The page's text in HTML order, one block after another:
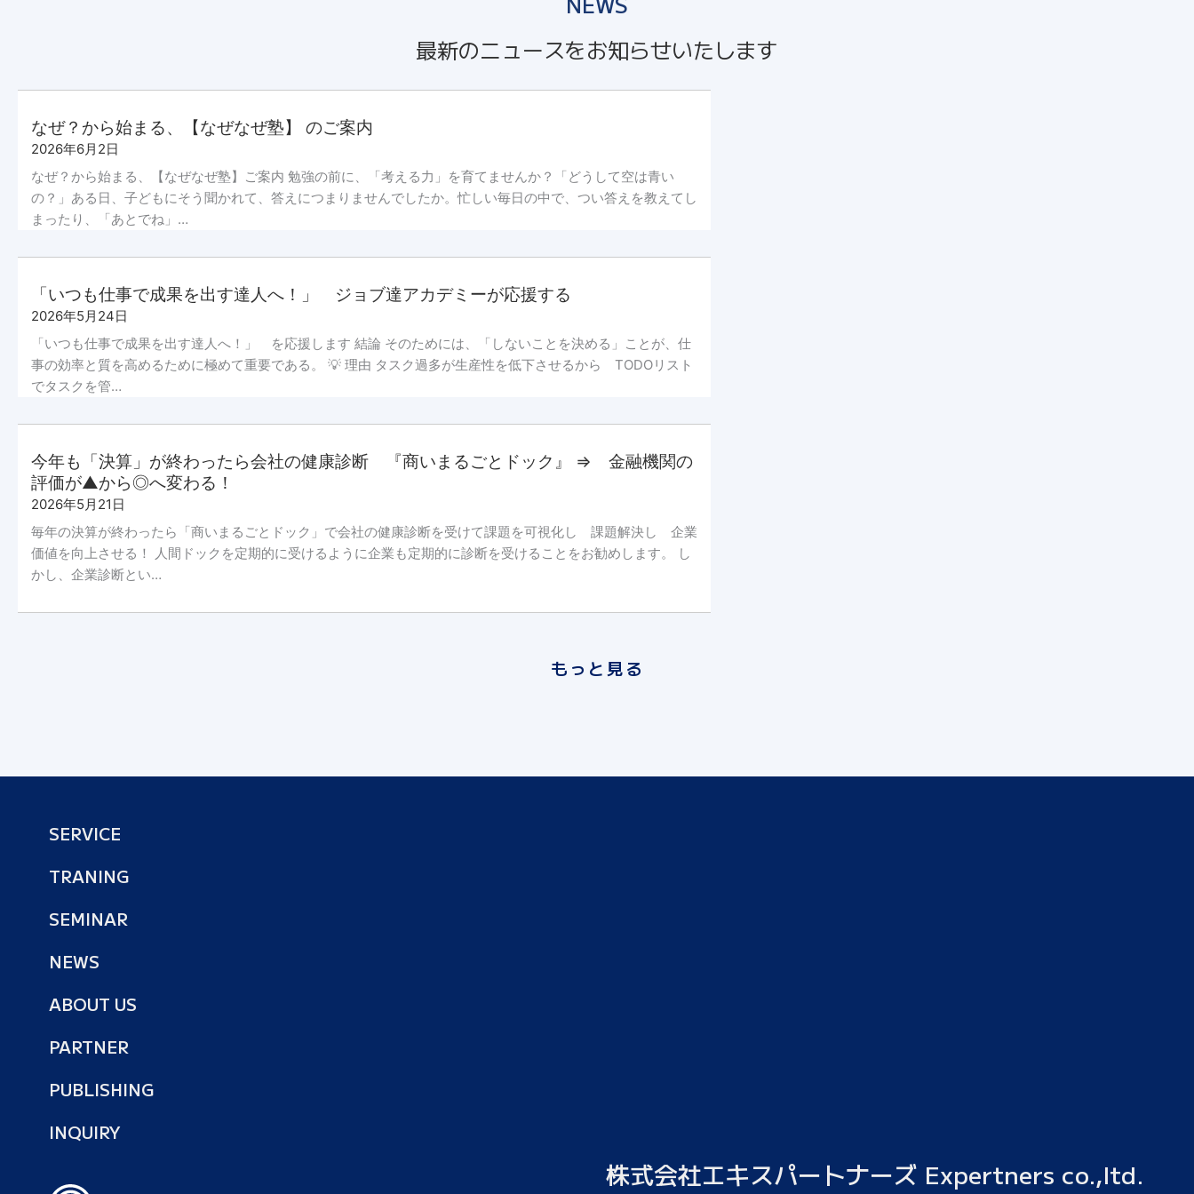
最新のニュースをお知らせいたします
なぜ？から始まる、【なぜなぜ塾】 のご案内
2026年6月2日
なぜ？から始まる、【なぜなぜ塾】ご案内 勉強の前に、「考える力」を育てませんか？「どうして空は青い
の？」ある日、子どもにそう聞かれて、答えにつまりませんでしたか。忙しい毎日の中で、つい答えを教えてし
まったり、「あとでね」…
「いつも仕事で成果を出す達人へ！」 ジョブ達アカデミーが応援する
2026年5月24日
「いつも仕事で成果を出す達人へ！」 を応援します 結論 そのためには、「しないことを決める」ことが、仕
事の効率と質を高めるために極めて重要である。 💡 理由 タスク過多が生産性を低下させるから TODOリスト
でタスクを管…
今年も「決算」が終わったら会社の健康診断 『商いまるごとドック』 ⇒ 金融機関の
評価が▲から◎へ変わる！
2026年5月21日
毎年の決算が終わったら「商いまるごとドック」で会社の健康診断を受けて課題を可視化し 課題解決し 企業
価値を向上させる！ 人間ドックを定期的に受けるように企業も定期的に診断を受けることをお勧めします。 し
かし、企業診断とい…
もっと見る
SERVICE
TRANING
SEMINAR
NEWS
ABOUT US
PARTNER
PUBLISHING
INQUIRY
株式会社エキスパートナーズ Expertners co.,ltd.